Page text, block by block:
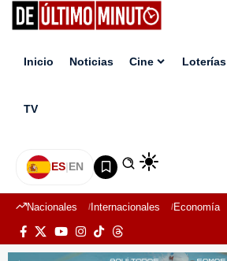
Inicio Noticias Cine Loterías
TV
ES|EN
Nacionales Internacionales Economía